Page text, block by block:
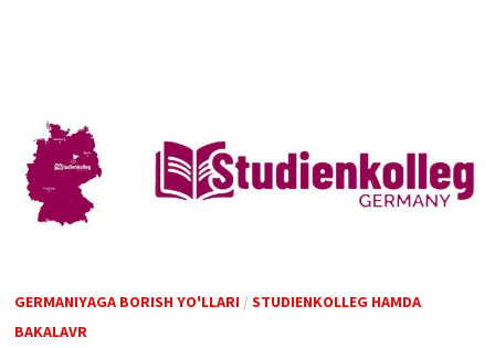
GERMANIYAGA BORISH YO'LLARI / STUDIENKOLLEG HAMDA
BAKALAVR